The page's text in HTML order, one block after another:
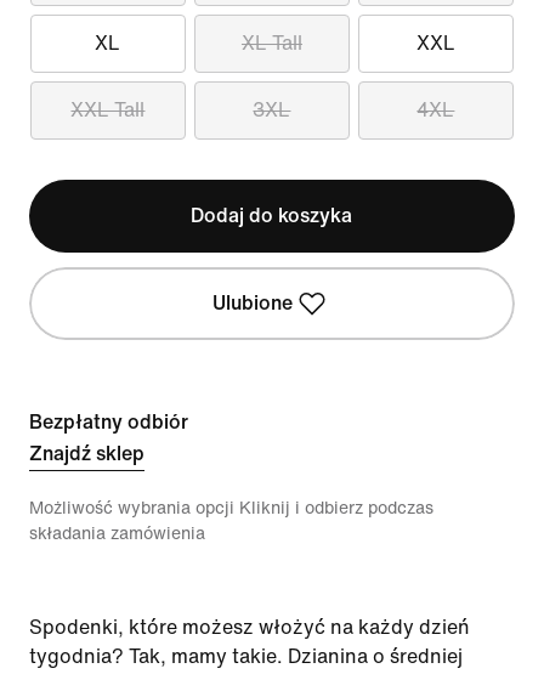
XL XL Tall XXL
XXL Tall 3XL 4XL
Dodaj do koszyka
Ulubione
Bezpłatny odbiór
Znajdź sklep
Możliwość wybrania opcji Kliknij i odbierz podczas
składania zamówienia
Spodenki, które możesz włożyć na każdy dzień
tygodnia? Tak, mamy takie. Dzianina o średniej